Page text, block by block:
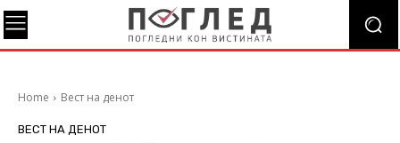
Home Вест на денот
ВЕСТ НА ДЕНОТ